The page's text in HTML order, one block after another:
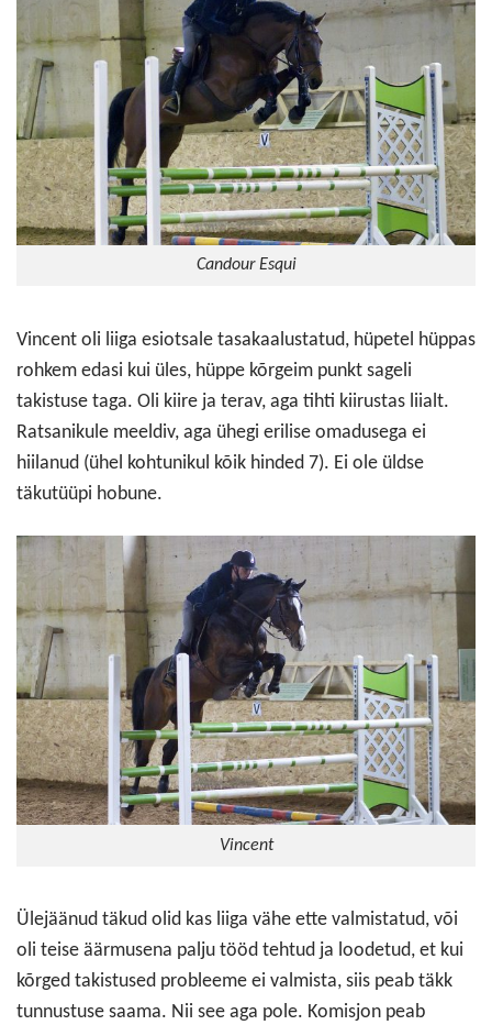
Candour Esqui
Vincent oli liiga esiotsale tasakaalustatud, hüpetel hüppas
rohkem edasi kui üles, hüppe kõrgeim punkt sageli
takistuse taga. Oli kiire ja terav, aga tihti kiirustas liialt.
Ratsanikule meeldiv, aga ühegi erilise omadusega ei
hiilanud (ühel kohtunikul kõik hinded 7). Ei ole üldse
täkutüüpi hobune.
Vincent
Ülejäänud täkud olid kas liiga vähe ette valmistatud, või
oli teise äärmusena palju tööd tehtud ja loodetud, et kui
kõrged takistused probleeme ei valmista, siis peab täkk
tunnustuse saama. Nii see aga pole. Komisjon peab